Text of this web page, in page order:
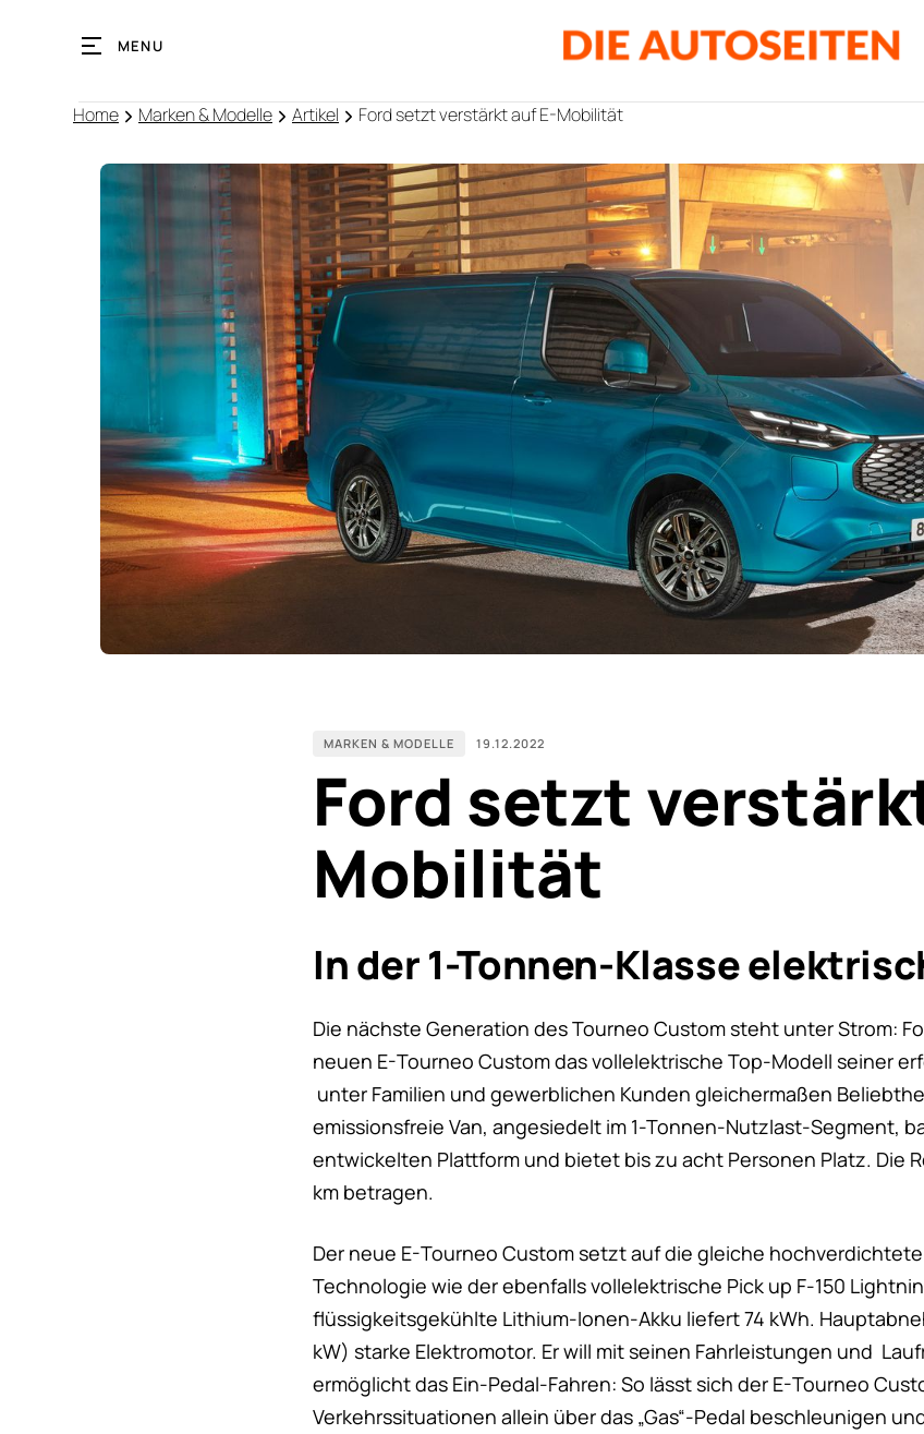
MENU
Home Marken & Modelle Artikel Ford setzt verstärkt auf E-Mobilität
MARKEN & MODELLE 19.12.2022
Ford setzt
Mobilität
In der 1-Tonnen-Klasse
Die nächste Generation des Tourneo Custom steht unter Strom:
neuen E-Tourneo Custom das vollelektrische Top-Modell seiner
unter Familien und gewerblichen Kunden gleichermaßen
emissionsfreie Van, angesiedelt im 1-Tonnen-Nutzlast-Segment,
entwickelten Plattform und bietet bis zu acht Personen Platz. Die
km betragen.
Der neue E-Tourneo Custom setzt auf die gleiche
Technologie wie der ebenfalls vollelektrische Pick up F-150
flüssigkeitsgekühlte Lithium-Ionen-Akku liefert 74 kWh.
kW) starke Elektromotor. Er will mit seinen Fahrleistungen und
ermöglicht das Ein-Pedal-Fahren: So lässt sich der E-Tourneo
Verkehrssituationen allein über das „Gas“-Pedal beschleunigen